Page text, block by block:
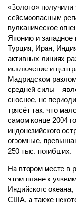
«Золото» получили
сейсмоопасным
вулканическое
Японию и
Турция, Иран,
активных линиях
исключение и
Мадридском
средней силы –
сносное, но
трясёт так, что
самом конце 2004
индонезийского
огромные,
250 тыс. погибших.
На втором месте в
этом плане к
Индийского
США, а также